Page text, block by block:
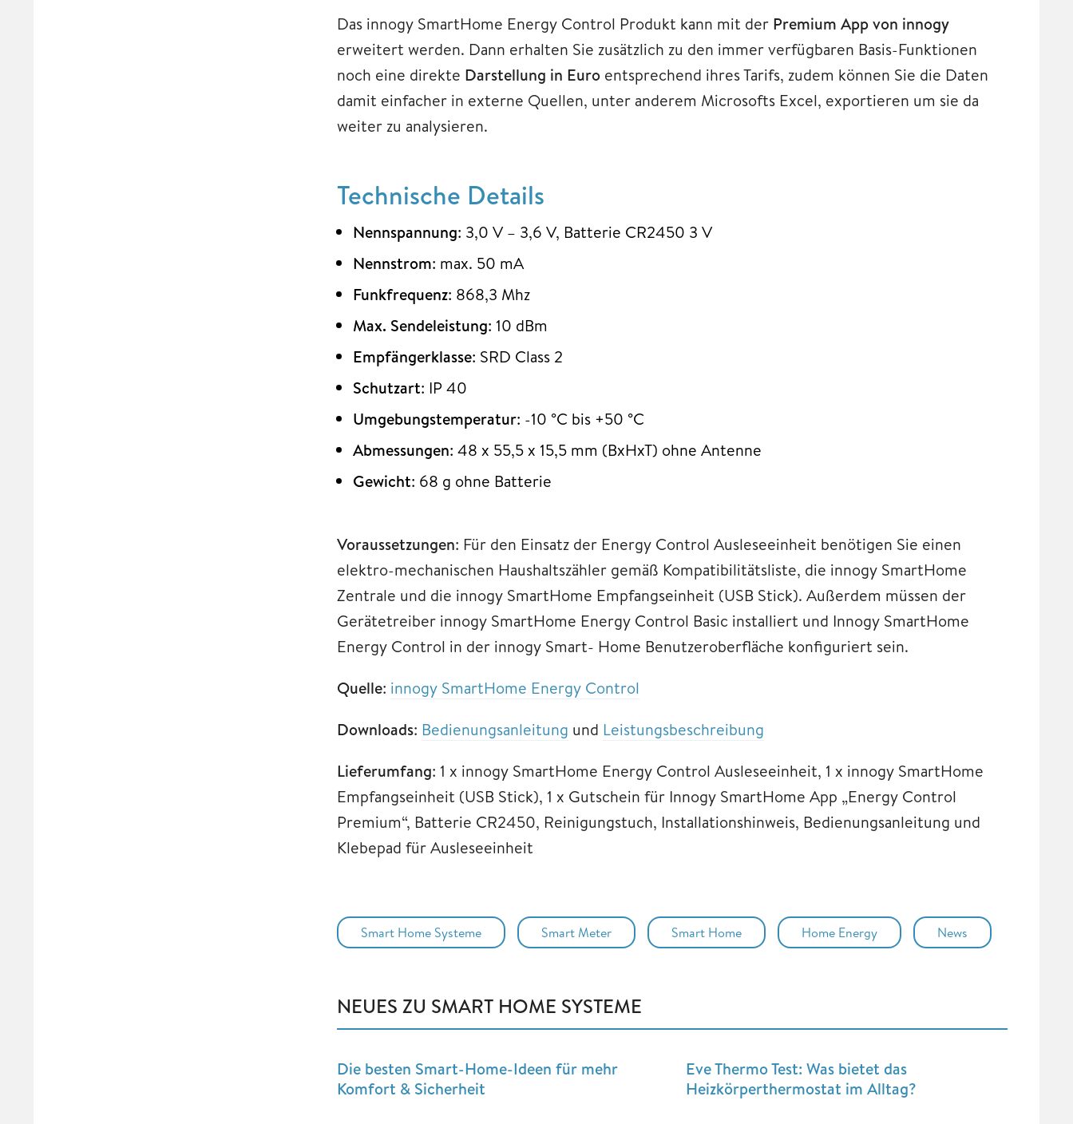
Das innogy SmartHome Energy Control Produkt kann mit der Premium App von innogy
erweitert werden. Dann erhalten Sie zusätzlich zu den immer verfügbaren Basis-Funktionen
noch eine direkte Darstellung in Euro entsprechend ihres Tarifs, zudem können Sie die Daten
damit einfacher in externe Quellen, unter anderem Microsofts Excel, exportieren um sie da
weiter zu analysieren.
Technische Details
Nennspannung: 3,0 V – 3,6 V, Batterie CR2450 3 V
Nennstrom: max. 50 mA
Funkfrequenz: 868,3 Mhz
Max. Sendeleistung: 10 dBm
Empfängerklasse: SRD Class 2
Schutzart: IP 40
Umgebungstemperatur: -10 °C bis +50 °C
Abmessungen: 48 x 55,5 x 15,5 mm (BxHxT) ohne Antenne
Gewicht: 68 g ohne Batterie
Voraussetzungen: Für den Einsatz der Energy Control Ausleseeinheit benötigen Sie einen
elektro-mechanischen Haushaltszähler gemäß Kompatibilitätsliste, die innogy SmartHome
Zentrale und die innogy SmartHome Empfangseinheit (USB Stick). Außerdem müssen der
Gerätetreiber innogy SmartHome Energy Control Basic installiert und Innogy SmartHome
Energy Control in der innogy Smart- Home Benutzeroberfläche konfiguriert sein.
Quelle: innogy SmartHome Energy Control
Downloads: Bedienungsanleitung und Leistungsbeschreibung
Lieferumfang: 1 x innogy SmartHome Energy Control Ausleseeinheit, 1 x innogy SmartHome
Empfangseinheit (USB Stick), 1 x Gutschein für Innogy SmartHome App „Energy Control
Premium“, Batterie CR2450, Reinigungstuch, Installationshinweis, Bedienungsanleitung und
Klebepad für Ausleseeinheit
Smart Home Systeme Smart Meter Smart Home Home Energy News
NEUES ZU SMART HOME SYSTEME
Die besten Smart-Home-Ideen für mehr
Komfort & Sicherheit
Eve Thermo Test: Was bietet das
Heizkörperthermostat im Alltag?